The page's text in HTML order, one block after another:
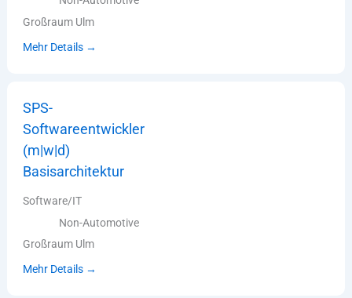
Großraum Ulm
Mehr Details
SPS-
Softwareentwickler
(m|w|d)
Basisarchitektur
Software/IT
Non-Automotive
Großraum Ulm
Mehr Details